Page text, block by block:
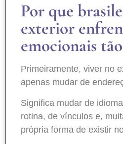
Por que
exterior
emocionais
Primeiramente, viver no
apenas mudar de
Significa mudar de
rotina, de vínculos e,
própria forma de existir